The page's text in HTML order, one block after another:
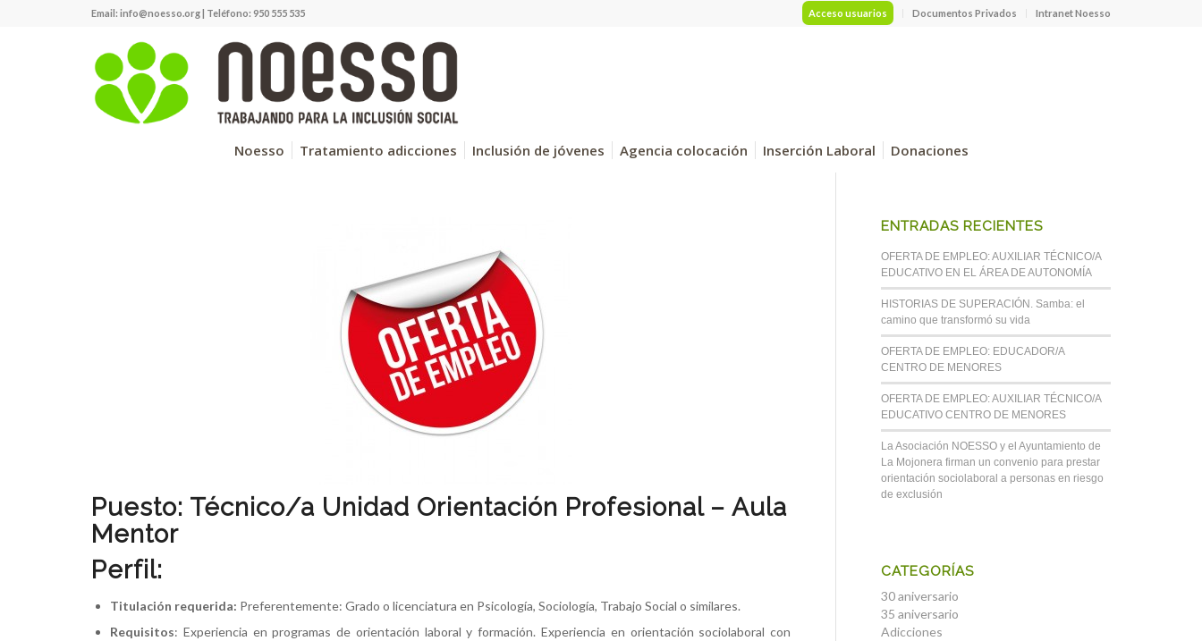
Acceso usuarios Documentos Privados Intranet Noesso
Email: info@noesso.org| Teléfono: 950 555 535
Noesso Tratamiento adicciones Inclusión de jóvenes Agencia colocación Inserción Laboral Donaciones
Puesto: Técnico/a Unidad Orientación Profesional – Aula
Mentor
Perfil:
Titulación requerida: Preferentemente: Grado o licenciatura en Psicología, Sociología, Trabajo Social o similares.
Requisitos: Experiencia en programas de orientación laboral y formación. Experiencia en orientación sociolaboral con
ENTRADAS RECIENTES
OFERTA DE EMPLEO: AUXILIAR TÉCNICO/A
EDUCATIVO EN EL ÁREA DE AUTONOMÍA
HISTORIAS DE SUPERACIÓN. Samba: el
camino que transformó su vida
OFERTA DE EMPLEO: EDUCADOR/A
CENTRO DE MENORES
OFERTA DE EMPLEO: AUXILIAR TÉCNICO/A
EDUCATIVO CENTRO DE MENORES
La Asociación NOESSO y el Ayuntamiento de
La Mojonera firman un convenio para prestar
orientación sociolaboral a personas en riesgo
de exclusión
CATEGORÍAS
30 aniversario
35 aniversario
Adicciones